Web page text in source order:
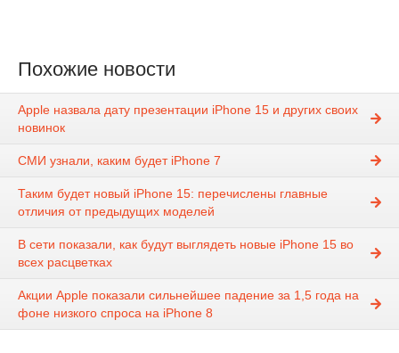
Похожие новости
Apple назвала дату презентации iPhone 15 и других своих
новинок
СМИ узнали, каким будет iPhone 7
Таким будет новый iPhone 15: перечислены главные
отличия от предыдущих моделей
В сети показали, как будут выглядеть новые iPhone 15 во
всех расцветках
Акции Apple показали сильнейшее падение за 1,5 года на
фоне низкого спроса на iPhone 8